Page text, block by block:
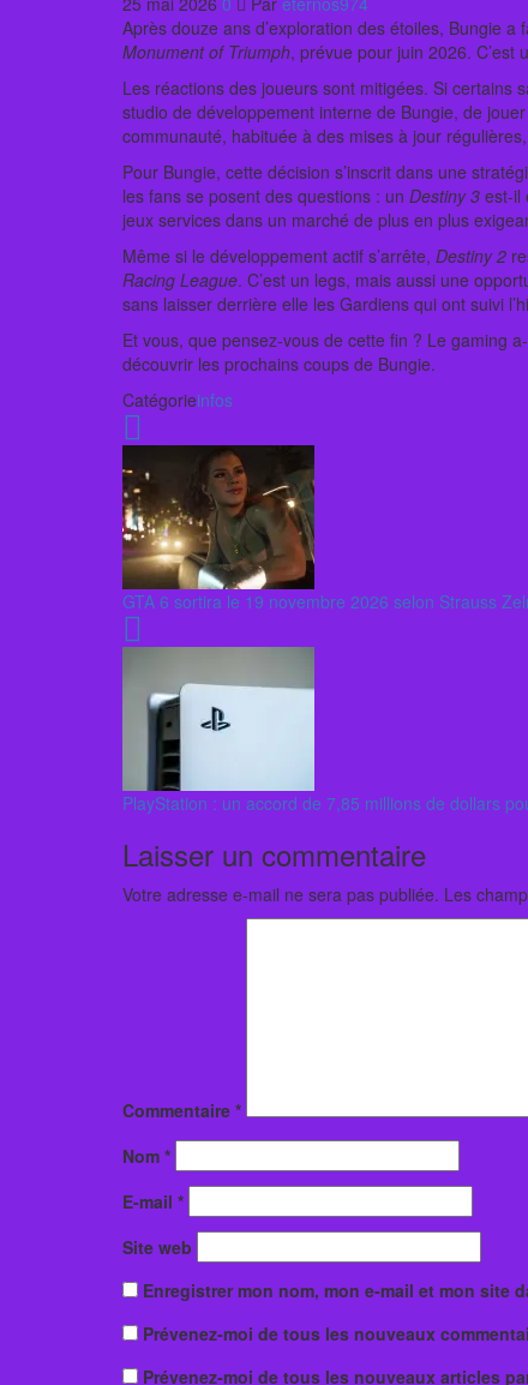
Après douze ans d’exploration des étoiles, Bungie
Monument of Triumph, prévue pour juin 2026. C’est
Les réactions des joueurs sont mitigées. Si certains
studio de développement interne de Bungie, de
communauté, habituée à des mises à jour
Pour Bungie, cette décision s’inscrit dans une
les fans se posent des questions : un Destiny 3 est-il
jeux services dans un marché de plus en plus
Même si le développement actif s’arrête, Destiny 2
Racing League. C’est un legs, mais aussi une
sans laisser derrière elle les Gardiens qui ont suivi
Et vous, que pensez-vous de cette fin ? Le gaming
découvrir les prochains coups de Bungie.
Catégorieinfos
GTA 6 sortira le 19 novembre 2026 selon Strauss
PlayStation : un accord de 7,85 millions de dollars
Laisser un commentaire
Votre adresse e-mail ne sera pas publiée. Les
Commentaire *
Nom *
E-mail *
Site web
Enregistrer mon nom, mon e-mail et mon site
Prévenez-moi de tous les nouveaux
Prévenez-moi de tous les nouveaux articles